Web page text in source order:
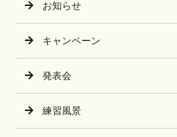
お知らせ
キャンペーン
発表会
練習風景